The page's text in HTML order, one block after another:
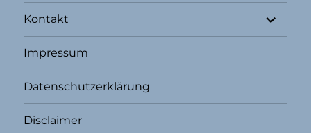
Kontakt
öffnen
Impressum
Datenschutzerklärung
Disclaimer